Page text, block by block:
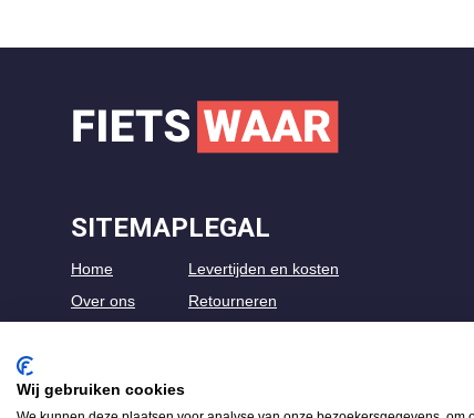
SITEMAP
Home
Over ons
Contact
LEGAL
Levertijden en kosten
Retourneren
Wij gebruiken cookies